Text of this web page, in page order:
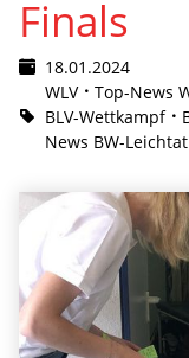
Finals
18.01.2024
WLV
Top-News
BLV-Wettkampf
News BW-